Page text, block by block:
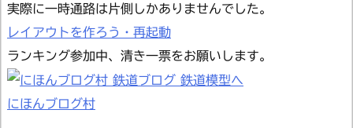
実際に一時通路は片側しかありませんでした。
レイアウトを作ろう・再起動
ランキング参加中、清き一票をお願いします。
にほんブログ村